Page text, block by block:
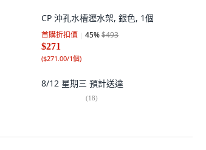
CP 沖孔水槽瀝水架, 銀色, 1個
首購折扣價 45%$493
$271
($271.00/1個)
8/12 星期三 預計送達
(18)